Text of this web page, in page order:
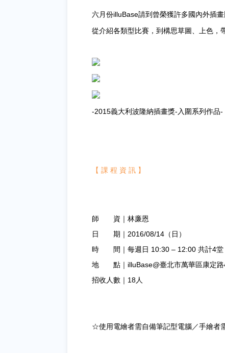
六月份illuBase請到曾榮獲許多國內外插畫
從介紹各類型比賽，到構思草圖、上色，
-2015義大利波隆納插畫獎-入圍系列作品-
【 課 程 資 訊 】
師 資｜林廉恩
日 期｜2016/08/14（日）
時 間｜每週日 10:30 – 12:00 共計4堂
地 點｜illuBase@臺北市萬華區康定路
招收人數｜18人
☆使用電繪者需自備筆記型電腦／手繪者